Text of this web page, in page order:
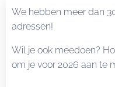
We hebben meer dan
adressen!
Wil je ook meedoen?
om je voor 2026 aan te